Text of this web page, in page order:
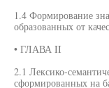
1.4 Формирование
образованных от
• ГЛАВА II
2.1 Лексико-
сформированных на